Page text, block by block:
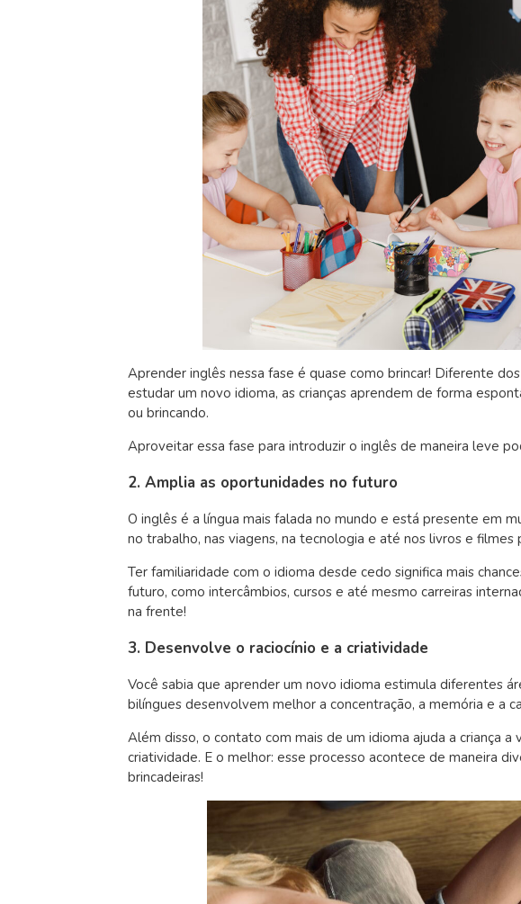
Aprender inglês nessa fase é quase como brincar! Diferente
estudar um novo idioma, as crianças aprendem de forma
ou brincando.
Aproveitar essa fase para introduzir o inglês de maneira leve
2. Amplia as oportunidades no futuro
O inglês é a língua mais falada no mundo e está presente em
no trabalho, nas viagens, na tecnologia e até nos livros e filmes
Ter familiaridade com o idioma desde cedo significa mais
futuro, como intercâmbios, cursos e até mesmo carreiras
na frente!
3. Desenvolve o raciocínio e a criatividade
Você sabia que aprender um novo idioma estimula diferentes
bilíngues desenvolvem melhor a concentração, a memória e a
Além disso, o contato com mais de um idioma ajuda a criança
criatividade. E o melhor: esse processo acontece de maneira
brincadeiras!